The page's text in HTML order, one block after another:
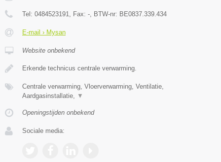
Tel: 0484523191 , Fax: - , BTW-nr: BE0837.339.434
E-mail › Mysan
Website onbekend
Erkende technicus centrale verwarming.
Centrale verwarming, Vloerverwarming, Ventilatie,
Aardgasinstallatie,
▼
Openingstijden onbekend
Sociale media: